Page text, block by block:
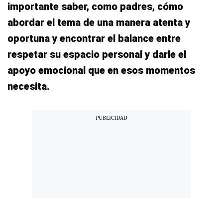
importante saber, como padres, cómo
abordar el tema de una manera atenta y
oportuna y encontrar el balance entre
respetar su espacio personal y darle el
apoyo emocional que en esos momentos
necesita.